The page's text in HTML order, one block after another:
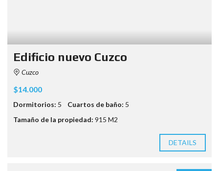
Edificio nuevo Cuzco
Cuzco
$14.000
Dormitorios: 5 Cuartos de baño: 5
Tamaño de la propiedad: 915 M2
DETAILS